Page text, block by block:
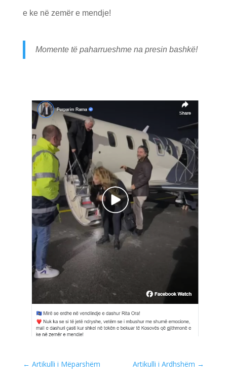
e ke në zemër e mendje!
Momente të paharrueshme na presin bashkë!
← Artikulli i Mëparshëm Artikulli i Ardhshëm →